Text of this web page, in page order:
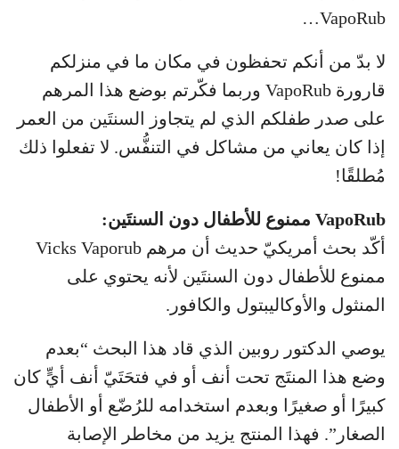
VapoRub…
لا بدّ من أنكم تحفظون في مكان ما في منزلكم
قارورة VapoRub وربما فكّرتم بوضع هذا المرهم
على صدر طفلكم الذي لم يتجاوز السنتَين من العمر
إذا كان يعاني من مشاكل في التنفُّس. لا تفعلوا ذلك
مُطلقًا!
VapoRub ممنوع للأطفال دون السنتَين:
أكّد بحث أمريكيّ حديث أن مرهم Vicks Vaporub
ممنوع للأطفال دون السنتَين لأنه يحتوي على
المنثول والأوكاليبتول والكافور.
يوصي الدكتور روبين الذي قاد هذا البحث “بعدم
وضع هذا المنتَج تحت أنف أو في فتحَتَيّ أنف أيٍّ كان
كبيرًا أو صغيرًا وبعدم استخدامه للرُضّع أو الأطفال
الصغار”. فهذا المنتج يزيد من مخاطر الإصابة